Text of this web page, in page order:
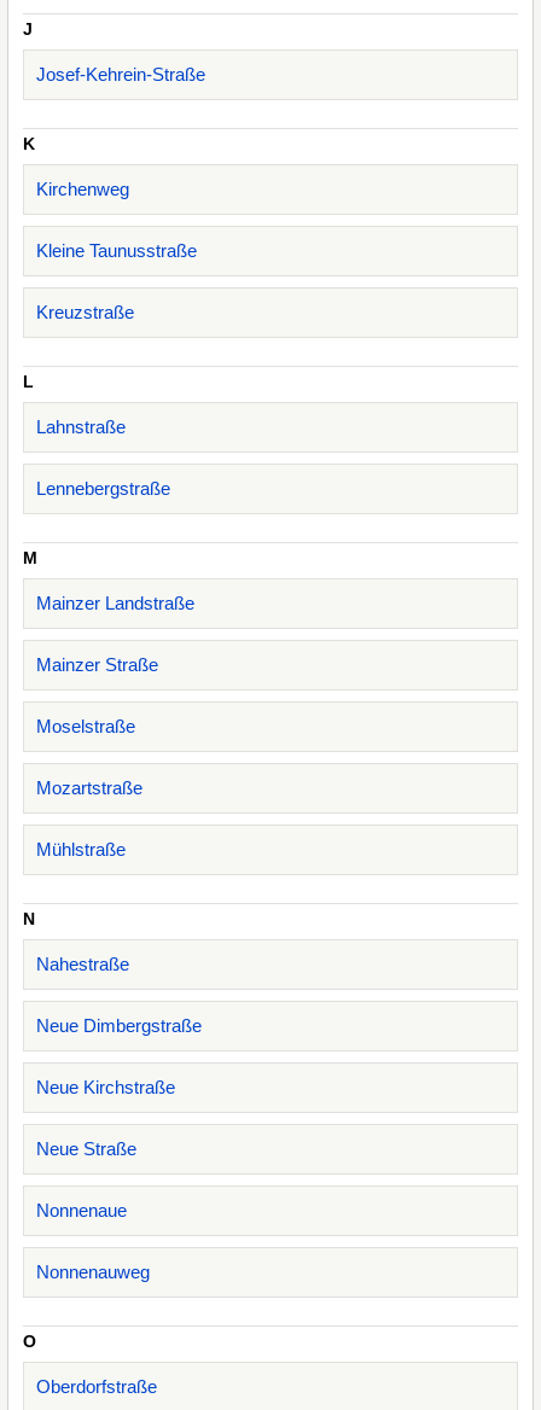
J
Josef-Kehrein-Straße
K
Kirchenweg
Kleine Taunusstraße
Kreuzstraße
L
Lahnstraße
Lennebergstraße
M
Mainzer Landstraße
Mainzer Straße
Moselstraße
Mozartstraße
Mühlstraße
N
Nahestraße
Neue Dimbergstraße
Neue Kirchstraße
Neue Straße
Nonnenaue
Nonnenauweg
O
Oberdorfstraße